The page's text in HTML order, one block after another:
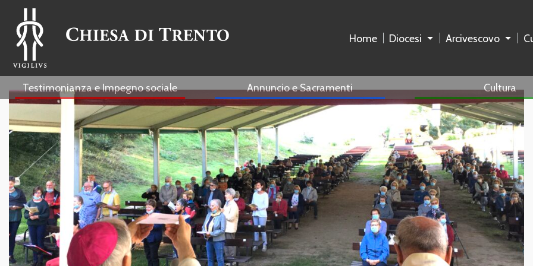
Home Diocesi Arcivescovo
Testimonianza e Impegno sociale Annuncio e Sacramenti Cultura